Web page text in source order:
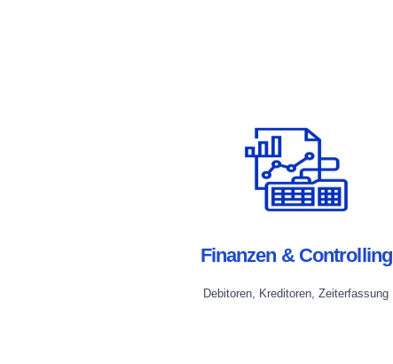
Finanzen & Controlling
Debitoren, Kreditoren, Zeiterfassung